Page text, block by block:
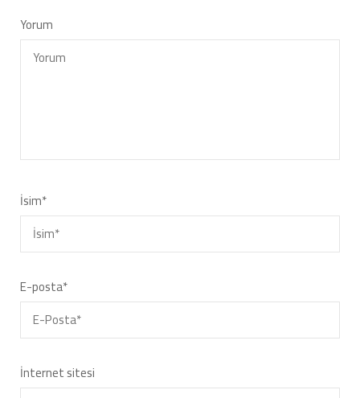
Yorum
İsim*
E-posta*
İnternet sitesi